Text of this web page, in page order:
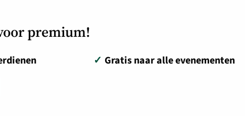
premium!
✓ Gratis naar alle evenementen